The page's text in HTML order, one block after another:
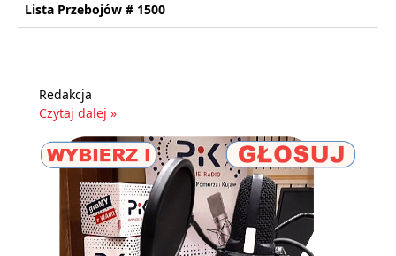
Lista Przebojów # 1500
Redakcja
Czytaj dalej »